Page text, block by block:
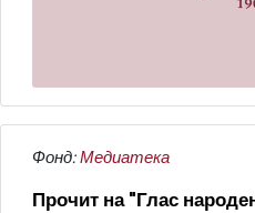
Фонд:Медиатека
Прочит на "Глас